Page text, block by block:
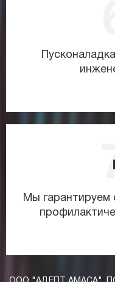
Мы гарантируем